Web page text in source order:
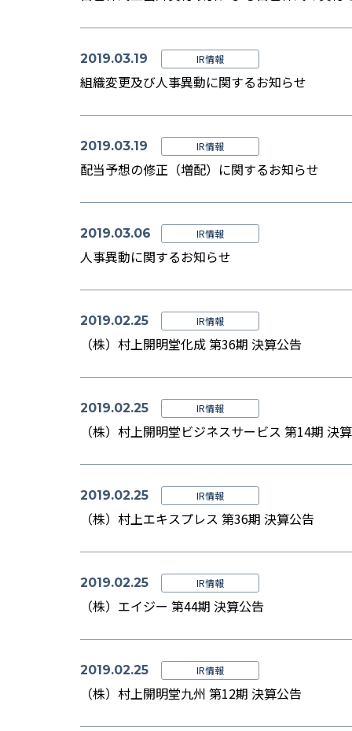
2019.03.19 IR情報
組織変更及び人事異動に関するお知らせ
2019.03.19 IR情報
配当予想の修正（増配）に関するお知らせ
2019.03.06 IR情報
人事異動に関するお知らせ
2019.02.25 IR情報
（株）村上開明堂化成 第36期 決算公告
2019.02.25 IR情報
（株）村上開明堂ビジネスサービス 第14期 決
2019.02.25 IR情報
（株）村上エキスプレス 第36期 決算公告
2019.02.25 IR情報
（株）エイジー 第44期 決算公告
2019.02.25 IR情報
（株）村上開明堂九州 第12期 決算公告